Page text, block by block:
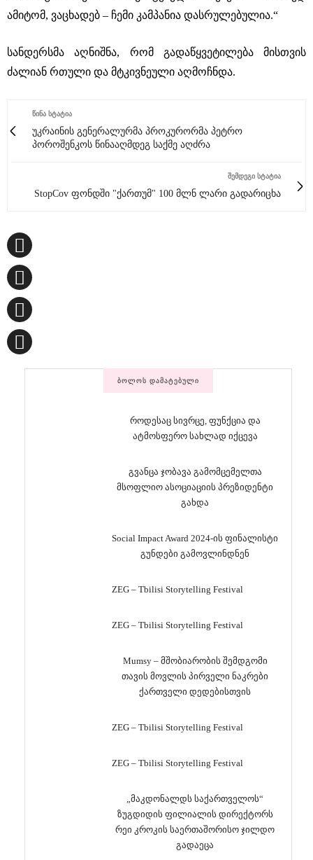
ამიტომ, ვაცხადებ – ჩემი კამპანია დასრულებულია.“
სანდერსმა აღნიშნა, რომ გადაწყვეტილება მისთვის
ძალიან რთული და მტკივნეული აღმოჩნდა.
ᲬᲘᲜᲐ ᲡᲢᲐᲢᲘᲐ
უკრაინის გენერალურმა პროკურორმა პეტრო
პოროშენკოს წინააღმდეგ საქმე აღძრა
ᲨᲔᲛᲓᲔᲒᲘ ᲡᲢᲐᲢᲘᲐ
StopCov ფონდში "ქართუმ" 100 მლნ ლარი გადარიცხა
ᲑᲝᲚᲝᲡ ᲓᲐᲛᲐᲢᲔᲑᲣᲚᲘ
როდესაც სივრცე, ფუნქცია და
ატმოსფერო სახლად იქცევა
გვანცა ჯობავა გამომცემელთა
მსოფლიო ასოციაციის პრეზიდენტი
გახდა
Social Impact Award 2024-ის ფინალისტი
გუნდები გამოვლინდნენ
ZEG – Tbilisi Storytelling Festival
ZEG – Tbilisi Storytelling Festival
Mumsy – მშობიარობის შემდგომი
თავის მოვლის პირველი ნაკრები
ქართველი დედებისთვის
ZEG – Tbilisi Storytelling Festival
ZEG – Tbilisi Storytelling Festival
„მაკდონალდს საქართველოს“
ზუგდიდის ფილიალის დირექტორს
რეი კროკის საერთაშორისო ჯილდო
გადაეცა